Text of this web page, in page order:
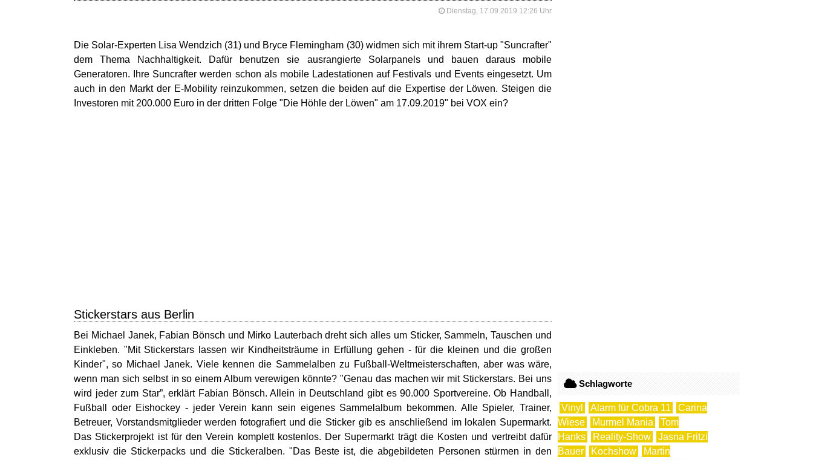
Dienstag, 17.09.2019 12:26 Uhr
Die Solar-Experten Lisa Wendzich (31) und Bryce Flemingham (30) widmen sich mit ihrem Start-up "Suncrafter"
dem Thema Nachhaltigkeit. Dafür benutzen sie ausrangierte Solarpanels und bauen daraus mobile
Generatoren. Ihre Suncrafter werden schon als mobile Ladestationen auf Festivals und Events eingesetzt. Um
auch in den Markt der E-Mobility reinzukommen, setzen die beiden auf die Expertise der Löwen. Steigen die
Investoren mit 200.000 Euro in der dritten Folge "Die Höhle der Löwen" am 17.09.2019" bei VOX ein?
Stickerstars aus Berlin
Bei Michael Janek, Fabian Bönsch und Mirko Lauterbach dreht sich alles um Sticker, Sammeln, Tauschen und
Einkleben. "Mit Stickerstars lassen wir Kindheitsträume in Erfüllung gehen - für die kleinen und die großen
Kinder", so Michael Janek. Viele kennen die Sammelalben zu Fußball-Weltmeisterschaften, aber was wäre,
wenn man sich selbst in so einem Album verewigen könnte? "Genau das machen wir mit Stickerstars. Bei uns
wird jeder zum Star”, erklärt Fabian Bönsch. Allein in Deutschland gibt es 90.000 Sportvereine. Ob Handball,
Fußball oder Eishockey - jeder Verein kann sein eigenes Sammelalbum bekommen. Alle Spieler, Trainer,
Betreuer, Vorstandsmitglieder werden fotografiert und die Sticker gib es anschließend im lokalen Supermarkt.
Das Stickerprojekt ist für den Verein komplett kostenlos. Der Supermarkt trägt die Kosten und vertreibt dafür
exklusiv die Stickerpacks und die Stickeralben. "Das Beste ist, die abgebildeten Personen stürmen in den
Schlagworte
Vinyl Alarm für Cobra 11
Carina
Wiese
Murmel Mania
Tom
Hanks
Reality-Show
Jasna Fritzi
Bauer
Kochshow
Martin